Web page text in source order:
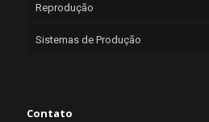
Reprodução
Sistemas de Produção
Contato